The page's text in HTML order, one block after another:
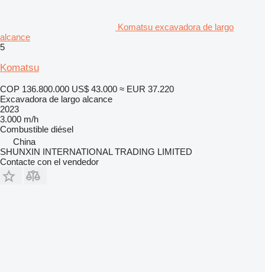
Komatsu excavadora de largo
alcance
5
Komatsu
COP 136.800.000 US$ 43.000 ≈ EUR 37.220
Excavadora de largo alcance
2023
3.000 m/h
Combustible diésel
China
SHUNXIN INTERNATIONAL TRADING LIMITED
Contacte con el vendedor